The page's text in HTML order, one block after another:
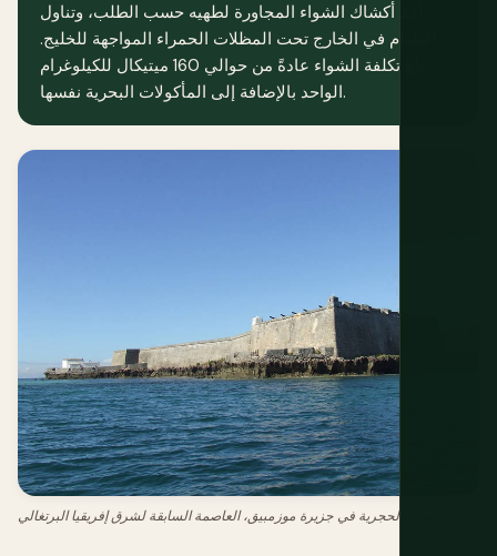
أحد أكشاك الشواء المجاورة لطهيه حسب الطلب، وتناول
الطعام في الخارج تحت المظلات الحمراء المواجهة للخليج.
تبلغ تكلفة الشواء عادةً من حوالي 160 ميتيكال للكيلوغرام
الواحد بالإضافة إلى المأكولات البحرية نفسها.